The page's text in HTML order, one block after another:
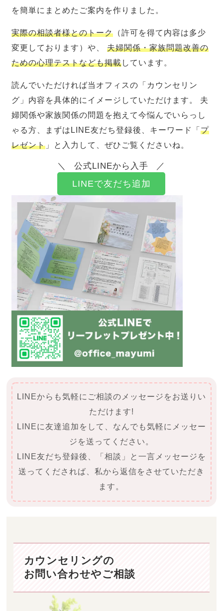
を簡単にまとめたご案内を作りました。
実際の相談者様とのトーク （許可を得て内容は多少
変更しております）や、夫婦関係・家族問題改善の
ための心理テストなども掲載しています。
読んでいただければ当オフィスの「カウンセリン
グ」内容を具体的にイメージしていただけます。 夫
婦関係や家族関係の問題を抱えて今悩んでいらっし
ゃる方、まずはLINE友だち登録後、キーワード「プ
レゼント 」と入力して、ぜひご覧くださいね。
公式LINEから入手
LINEで友だち追加
LINEからも気軽にご相談のメッセージをお送りい
ただけます!
LINEに友達追加をして、なんでも気軽にメッセー
ジを送ってください。
LINE友だち登録後、「相談」と一言メッセージを
送ってくだされば、私から返信をさせていただき
ます。
カウンセリングの
お問い合わせやご相談